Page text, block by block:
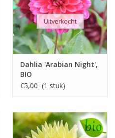
Uitverkocht
Dahlia 'Arabian Night',
BIO
€5,00 (1 stuk)